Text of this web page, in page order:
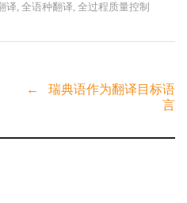
译, 全语种翻译, 全过程质量控制
←
瑞典语作为翻译目标语
言